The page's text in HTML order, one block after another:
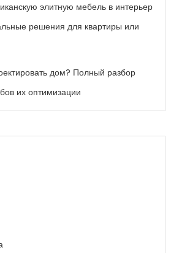
элитную мебель в интерьер
решения для квартиры или
дом? Полный разбор
их оптимизации